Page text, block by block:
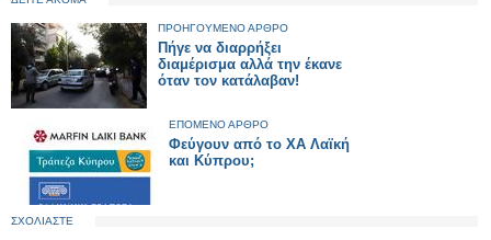
ΠΡΟΗΓΟΥΜΕΝΟ ΑΡΘΡΟ
Πήγε να διαρρήξει
διαμέρισμα αλλά την έκανε
όταν τον κατάλαβαν!
ΕΠΟΜΕΝΟ ΑΡΘΡΟ
Φεύγουν από το ΧΑ Λαϊκή
και Κύπρου;
ΣΧΟΛΙΑΣΤΕ